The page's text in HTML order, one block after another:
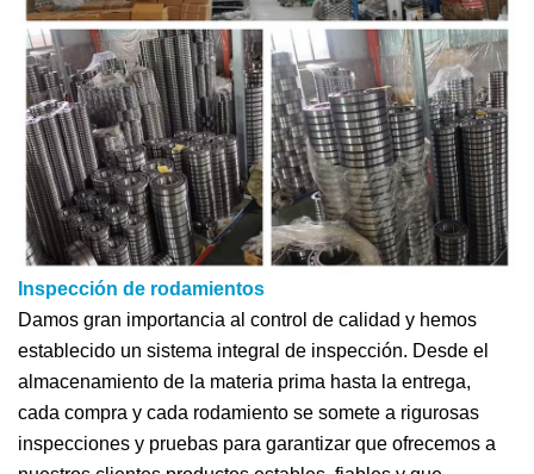
Inspección de rodamientos
Damos gran importancia al control de calidad y hemos
establecido un sistema integral de inspección. Desde el
almacenamiento de la materia prima hasta la entrega,
cada compra y cada rodamiento se somete a rigurosas
inspecciones y pruebas para garantizar que ofrecemos a